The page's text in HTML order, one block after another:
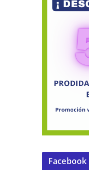
Facebook